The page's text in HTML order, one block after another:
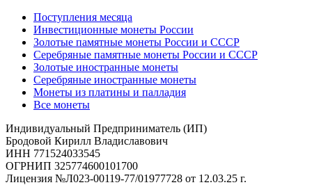
Поступления месяца
Инвестиционные монеты России
Золотые памятные монеты России и СССР
Серебряные памятные монеты России и СССР
Золотые иностранные монеты
Серебряные иностранные монеты
Монеты из платины и палладия
Все монеты
Индивидуальный Предприниматель (ИП)
Бродовой Кирилл Владиславович
ИНН 771524033545
ОГРНИП 325774600101700
Лицензия №Л023-00119-77/01977728 от 12.03.25 г.